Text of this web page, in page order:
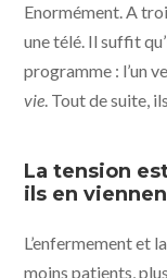
Enormément. A
une télé. Il suffit
programme : l’un
vie. Tout de suite,
La tension
ils en
L’enfermement et
moins patients,